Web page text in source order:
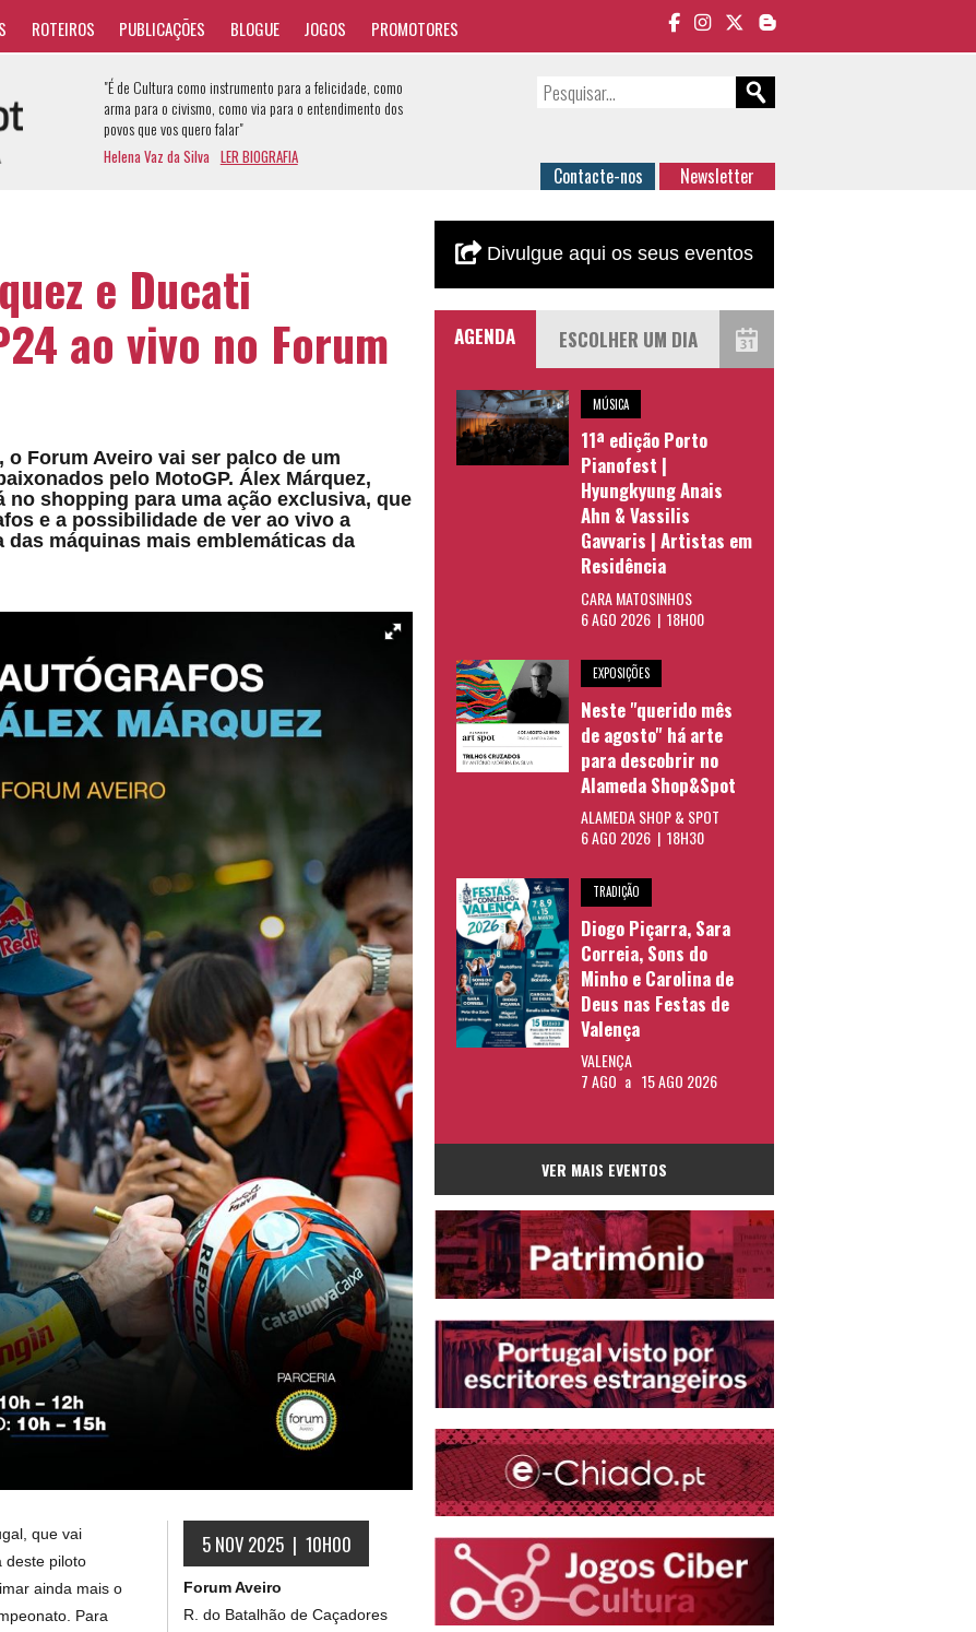
ROTEIROS PUBLICAÇÕES BLOGUE JOGOS PROMOTORES
"É de Cultura como instrumento para a felicidade, como
arma para o civismo, como via para o entendimento dos
povos que vos quero falar"
Helena Vaz da Silva LER BIOGRAFIA
Contacte-nos Newsletter
e Ducati
ao vivo no Forum
Forum Aveiro vai ser palco de um
pelo MotoGP. Álex Márquez,
no shopping para uma ação exclusiva, que
e a possibilidade de ver ao vivo a
das máquinas mais emblemáticas da
5 NOV 2025 | 10H00
Forum Aveiro
R. do Batalhão de Caçadores
que vai
deste piloto
ainda mais o
Para
Divulgue aqui os seus eventos
AGENDA
MÚSICA
11ª edição Porto
Pianofest |
Hyungkyung Anais
Ahn & Vassilis
Gavvaris | Artistas em
Residência
CARA MATOSINHOS
6 AGO 2026 | 18H00
EXPOSIÇÕES
Neste "querido mês
de agosto" há arte
para descobrir no
Alameda Shop&Spot
ALAMEDA SHOP & SPOT
6 AGO 2026 | 18H30
TRADIÇÃO
Diogo Piçarra, Sara
Correia, Sons do
Minho e Carolina de
Deus nas Festas de
Valença
VALENÇA
7 AGO a 15 AGO 2026
VER MAIS EVENTOS